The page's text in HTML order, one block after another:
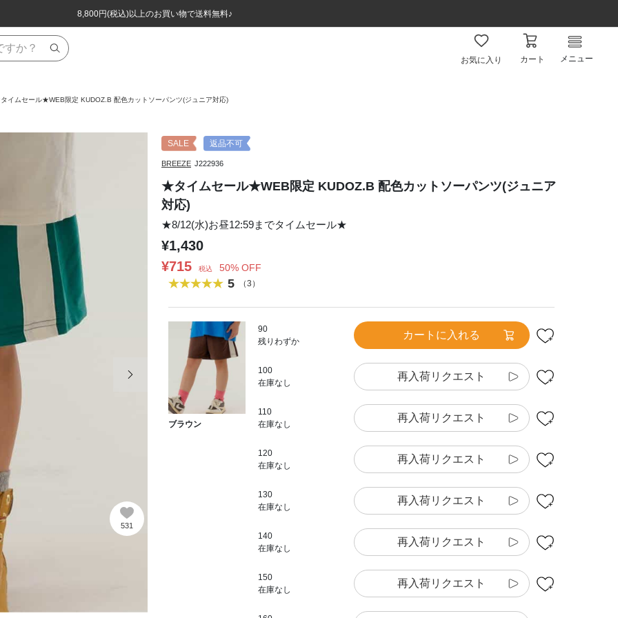
8,800円(税込)以上のお買い物で送料無料♪
ほぼ全品半額！！8/12(水)お昼12:59まで！！
8,800円(税込)以上のお買い物で送料無料♪
ほぼ全品半額！！8/12(水)お昼12:59まで！！
お気に入り カート メニュー
イムセール★WEB限定 KUDOZ.B 配色カットソーパンツ(ジュニア対応)
531
SALE 返品不可
BREEZE J222936
★タイムセール★WEB限定 KUDOZ.B 配色カットソーパンツ(ジュニア
対応)
★8/12(水)お昼12:59までタイムセール★
¥1,430
¥715
税込 50% OFF
5 （3）
ブラウン
90
残りわずか
カートに入れる
100
在庫なし
再入荷リクエスト
110
在庫なし
再入荷リクエスト
120
在庫なし
再入荷リクエスト
130
在庫なし
再入荷リクエスト
140
在庫なし
再入荷リクエスト
150
在庫なし
再入荷リクエスト